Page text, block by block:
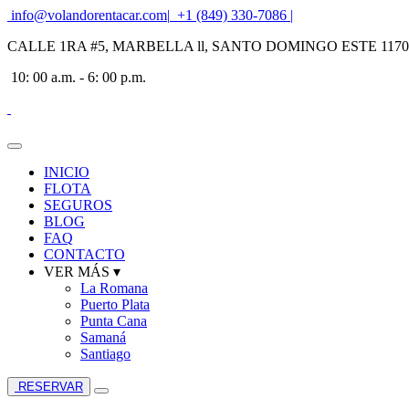
info@volandorentacar.com| +1 (849) 330-7086 |
CALLE 1RA #5, MARBELLA ll, SANTO DOMINGO ESTE
10: 00 a.m. - 6: 00 p.m.
INICIO
FLOTA
SEGUROS
BLOG
FAQ
CONTACTO
VER MÁS ▾
La Romana
Puerto Plata
Punta Cana
Samaná
Santiago
RESERVAR